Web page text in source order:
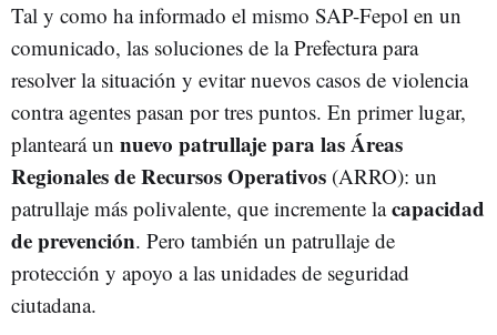
Tal y como ha informado el mismo SAP-Fepol en un
comunicado, las soluciones de la Prefectura para
resolver la situación y evitar nuevos casos de violencia
contra agentes pasan por tres puntos. En primer lugar,
planteará un nuevo patrullaje para las Áreas
Regionales de Recursos Operativos (ARRO): un
patrullaje más polivalente, que incremente lacapacidad
de prevención. Pero también un patrullaje de
protección y apoyo a las unidades de seguridad
ciutadana.